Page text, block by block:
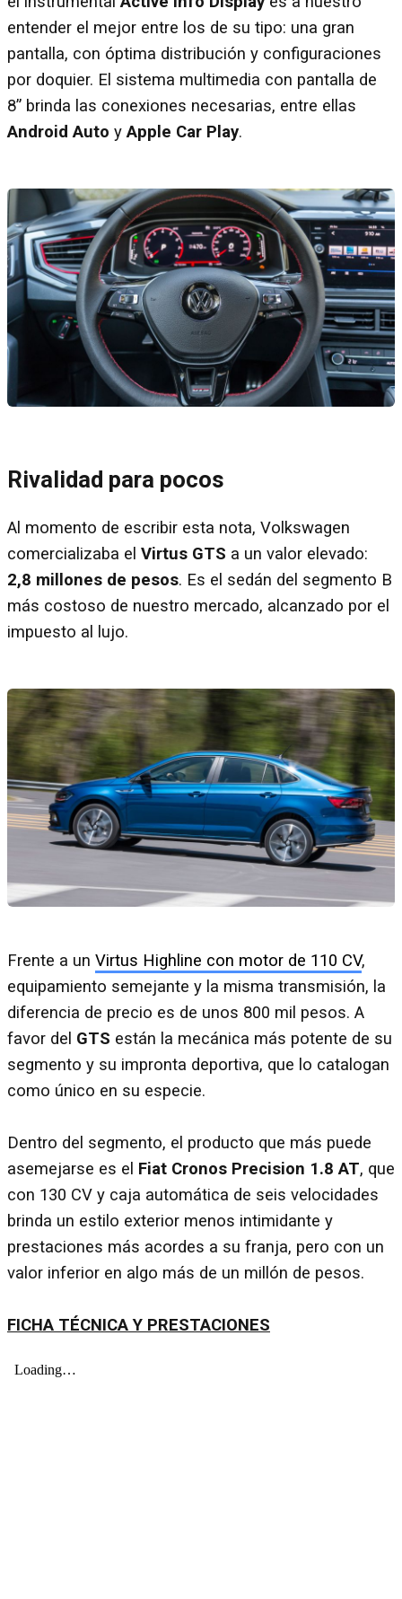
entender el mejor entre los de su tipo: una gran
pantalla, con óptima distribución y configuraciones
por doquier. El sistema multimedia con pantalla de
8” brinda las conexiones necesarias, entre ellas
Android Auto yApple Car Play.
Rivalidad para pocos
Al momento de escribir esta nota, Volkswagen
comercializaba el Virtus GTS a un valor elevado:
2,8 millones de pesos. Es el sedán del segmento B
más costoso de nuestro mercado, alcanzado por el
impuesto al lujo.
Frente a un Virtus Highline con motor de 110 CV,
equipamiento semejante y la misma transmisión, la
diferencia de precio es de unos 800 mil pesos. A
favor del GTS están la mecánica más potente de su
segmento y su impronta deportiva, que lo catalogan
como único en su especie.
Dentro del segmento, el producto que más puede
asemejarse es el Fiat Cronos Precision 1.8 AT, que
con 130 CV y caja automática de seis velocidades
brinda un estilo exterior menos intimidante y
prestaciones más acordes a su franja, pero con un
valor inferior en algo más de un millón de pesos.
FICHA TÉCNICA Y PRESTACIONES